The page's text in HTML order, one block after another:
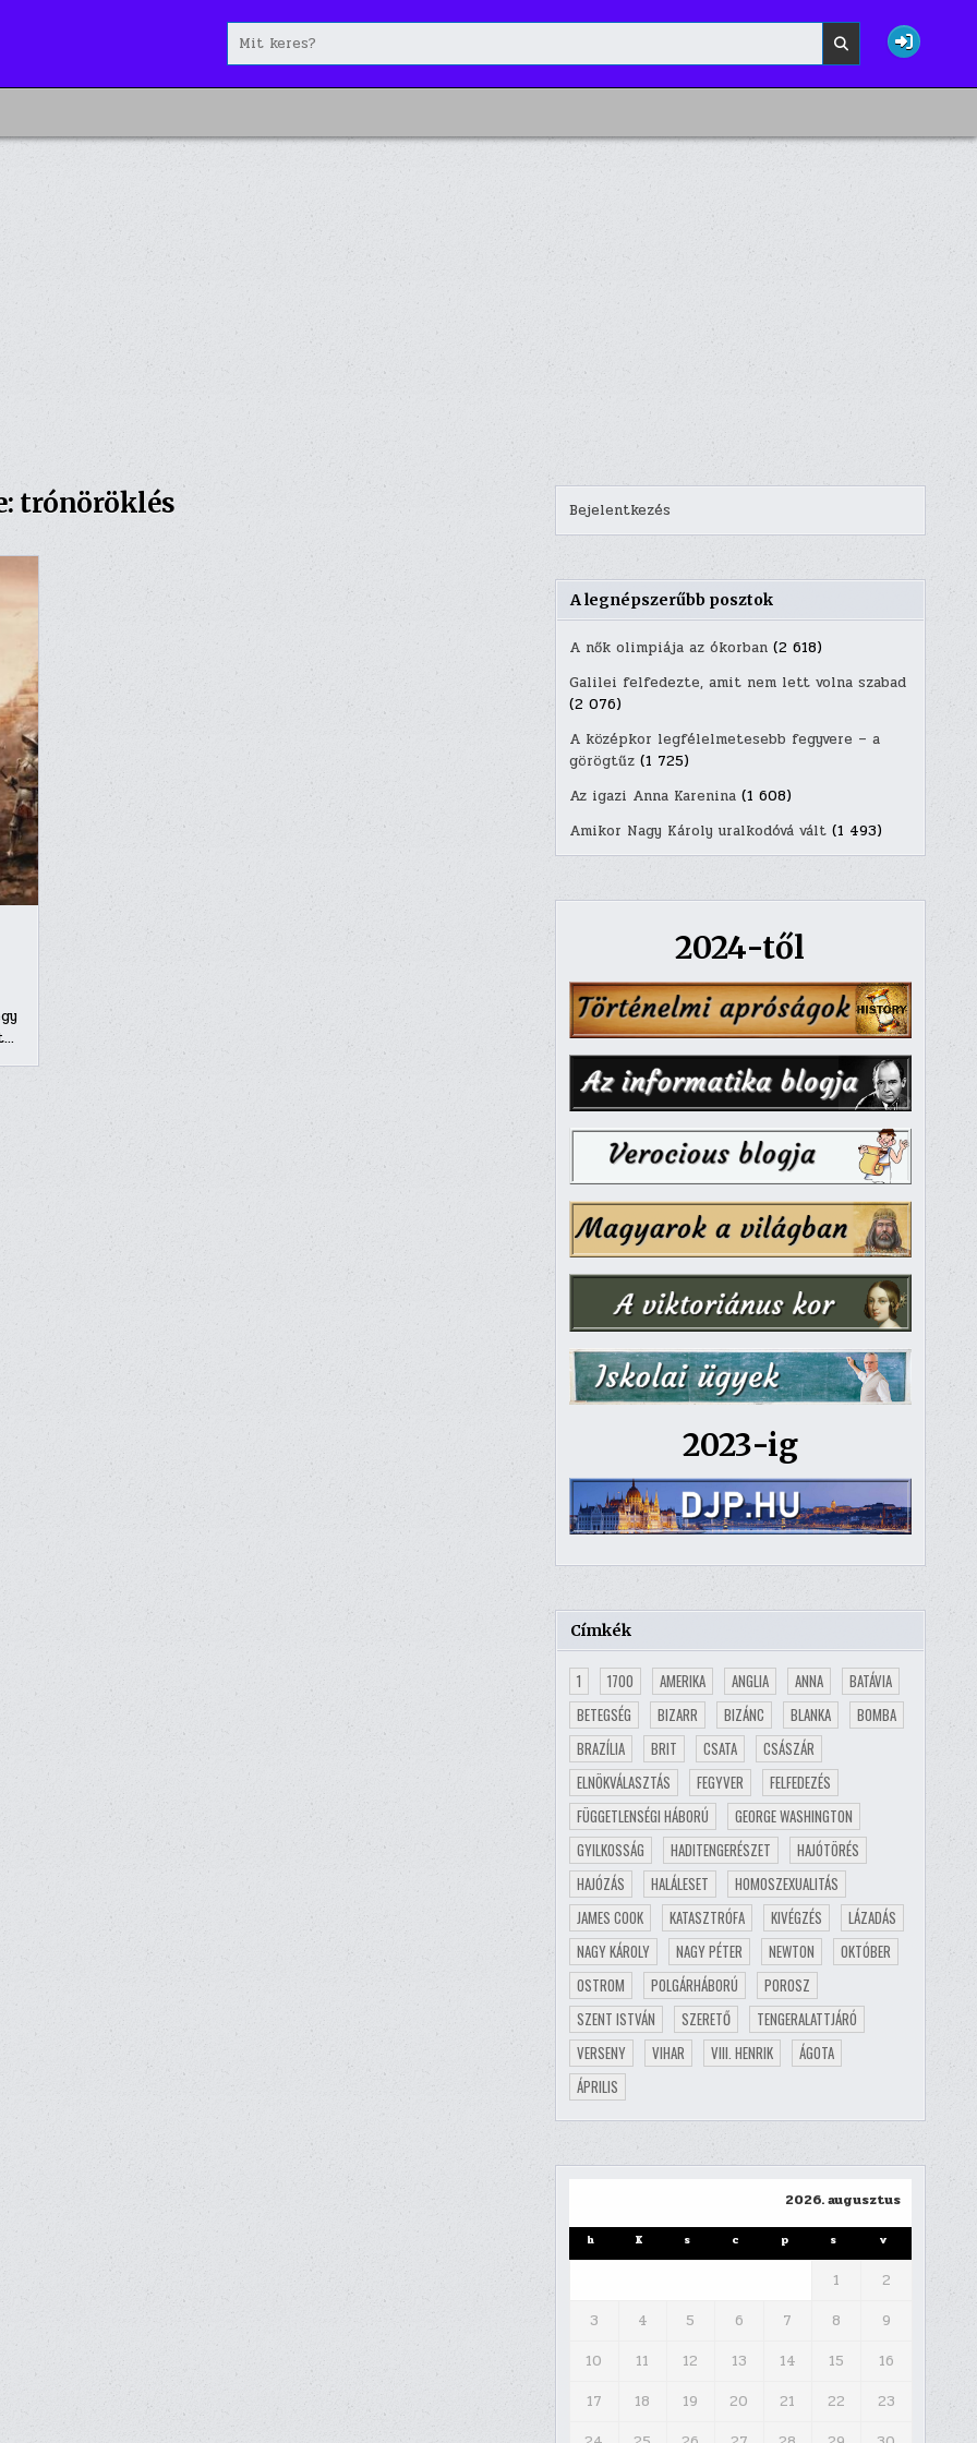
for:
trónöröklés Bejelentkezés
A legnépszerűbb posztok
A nők olimpiája az ókorban (2 618)
Galilei felfedezte, amit nem lett volna szabad
(2 076)
A középkor legfélelmetesebb fegyvere – a
görögtűz (1 725)
Az igazi Anna Karenina (1 608)
Amikor Nagy Károly uralkodóvá vált (1 493)
2024-től
2023-ig
Címkék
1 1700 AMERIKA ANGLIA ANNA
BATÁVIA
BETEGSÉG
BIZARR BIZÁNC BLANKA
BOMBA
BRAZÍLIA
BRIT CSATA
CSÁSZÁR
ELNÖKVÁLASZTÁS
FEGYVER
FELFEDEZÉS
FÜGGETLENSÉGI HÁBORÚ
GEORGE WASHINGTON
GYILKOSSÁG
HADITENGERÉSZET
HAJÓTÖRÉS
HAJÓZÁS
HALÁLESET
HOMOSZEXUALITÁS
JAMES COOK
KATASZTRÓFA KIVÉGZÉS
LÁZADÁS
NAGY KÁROLY
NAGY PÉTER NEWTON
OKTÓBER
OSTROM
POLGÁRHÁBORÚ
POROSZ
SZENT ISTVÁN
SZERETŐ
TENGERALATTJÁRÓ
VERSENY
VIHAR VIII. HENRIK
ÁGOTA
ÁPRILIS
2026. augusztus
h K s c p s v
1
2
3
4 5 6 7 8
9
10
11 12 13 14 15
16
17
18 19 20 21 22
23